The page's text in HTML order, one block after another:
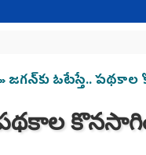
» జగన్‌కు ఓటేస్తే..
పథకాల